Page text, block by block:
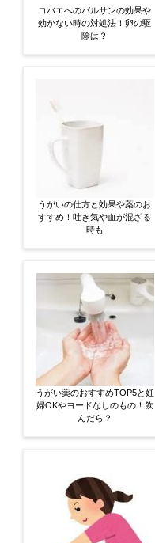
コバエへのバルサンの効果や
効かない時の対処法！卵の駆
除は？
うがいの仕方と効果や薬のお
すすめ！吐き気や血が混ざる
時も
うがい薬のおすすめTOP5と妊
婦OKやヨードなしのもの！飲
んだら？